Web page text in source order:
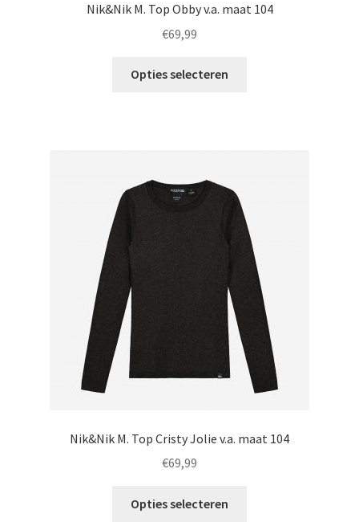
Nik&Nik M. Top Obby v.a. maat 104
€69,99
Opties selecteren
gekozen
worden
op
de
productpagina
Nik&Nik M. Top Cristy Jolie v.a. maat 104
€69,99
Opties selecteren